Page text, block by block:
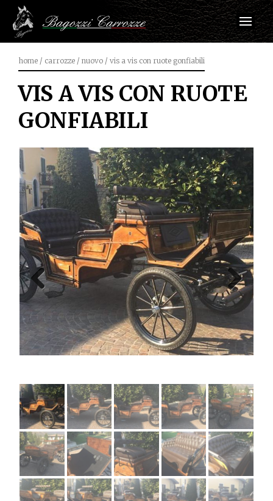
home / carrozze / nuovo / vis a vis con ruote gonfiabili
VIS A VIS CON RUOTE
GONFIABILI
Next